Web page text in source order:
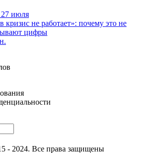
27 июля
кризис не работает»: почему это не
цифры
2024. Все права защищены